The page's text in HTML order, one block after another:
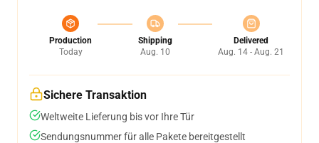
Production
Today
Shipping
Aug. 10
Delivered
Aug. 14 - Aug. 21
Sichere Transaktion
Weltweite Lieferung bis vor Ihre Tür
Sendungsnummer für alle Pakete bereitgestellt